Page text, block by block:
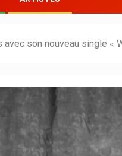
son nouveau single «